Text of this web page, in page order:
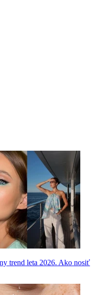
trend leta 2026. Ako nosiť